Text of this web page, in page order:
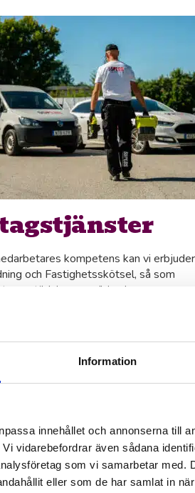
Information
innehållet och annonserna till
vidarebefordrar även sådana
som vi samarbetar med.
eller som de har samlat in
kompetens kan vi
och Fastighetsskötsel, så som
trappstädning, rengöring i soprum,
och boka möte
kunder, och det bästa är den
ett bra jobb och det sprider sig
vi erbjuda en palett av olika